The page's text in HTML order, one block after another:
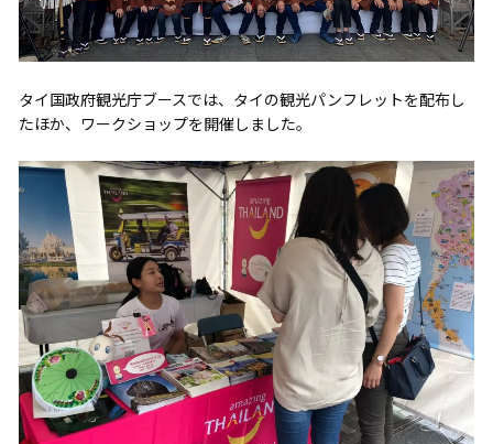
タイ国政府観光庁ブースでは、タイの観光パンフレットを配布し
たほか、ワークショップを開催しました。